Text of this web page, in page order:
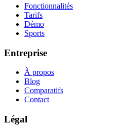
Fonctionnalités
Tarifs
Démo
Sports
Entreprise
À propos
Blog
Comparatifs
Contact
Légal